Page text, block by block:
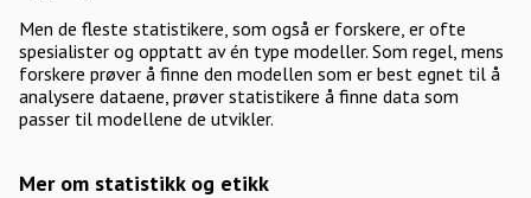
Men de fleste statistikere, som også er forskere, er ofte
spesialister og opptatt av én type modeller. Som regel, mens
forskere prøver å finne den modellen som er best egnet til å
analysere dataene, prøver statistikere å finne data som
passer til modellene de utvikler.
Mer om statistikk og etikk